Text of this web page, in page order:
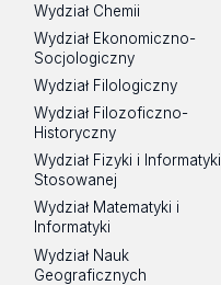
Wydział Chemii
Wydział Ekonomiczno-
Socjologiczny
Wydział Filologiczny
Wydział Filozoficzno-
Historyczny
Wydział Fizyki i Informatyki
Stosowanej
Wydział Matematyki i
Informatyki
Wydział Nauk
Geograficznych